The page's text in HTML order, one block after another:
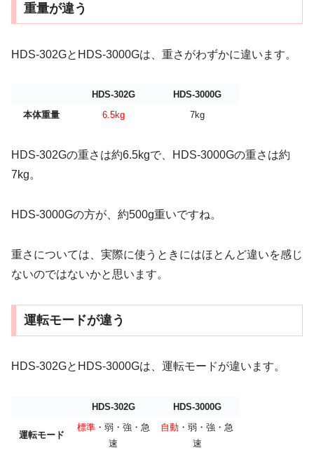
重量が違う
HDS-302GとHDS-3000Gは、重さがわずかに違います。
HDS-302G
HDS-3000G
本体重量
6.5kg 7kg
HDS-302Gの重さは約6.5kgで、HDS-3000Gの重さは約
7kg。
HDS-3000Gの方が、約500g重いですね。
重さについては、実際に使うときにはほとんど違いを感じ
ないのではないかと思います。
運転モードが違う
HDS-302GとHDS-3000Gは、運転モードが違います。
HDS-302G HDS-3000G
運転モード
標準・弱・強・急
速
自動 ・弱・強・急
速